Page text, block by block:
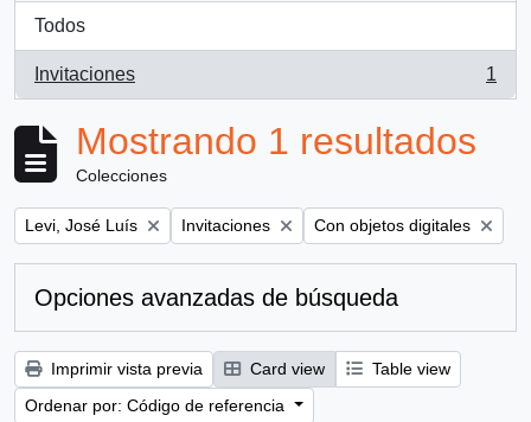
Todos
Invitaciones
, 1 resultados
1
Mostrando 1 resultados
Colecciones
Remove filter:
Levi, José Luís Remove filter:
Invitaciones Remove filter:
Con objetos digitales
Opciones avanzadas de búsqueda
Imprimir vista previa Card view
Table view
Ordenar por: Código de referencia